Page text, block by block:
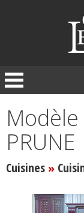
Modèle
PRUNE
Cuisines »